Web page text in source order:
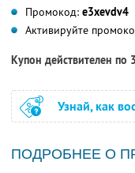
Промокод: e3xevdv4
Активируйте
Купон действителен по
Узнай, как
ПОДРОБНЕЕ О